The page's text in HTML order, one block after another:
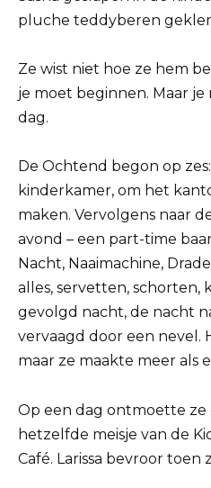
pluche teddyberen
Ze wist niet hoe ze hem
je moet beginnen. Maar je
dag.
De Ochtend begon op
kinderkamer, om het
maken. Vervolgens naar
avond – een part-time
Nacht, Naaimachine,
alles, servetten, schorten,
gevolgd nacht, de nacht
vervaagd door een nevel.
maar ze maakte meer als
Op een dag ontmoette ze
hetzelfde meisje van de
Café. Larissa bevroor toen